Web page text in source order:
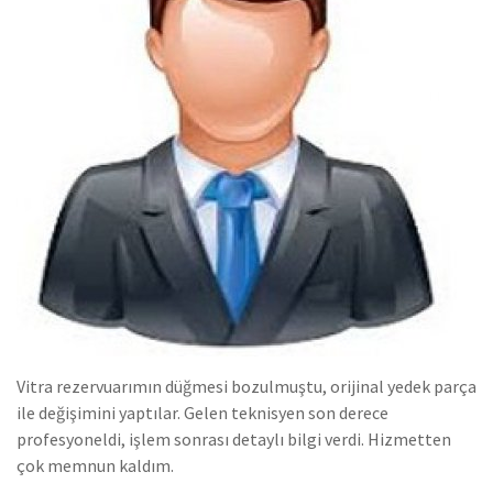
Vitra rezervuarımın düğmesi bozulmuştu, orijinal yedek parça
ile değişimini yaptılar. Gelen teknisyen son derece
profesyoneldi, işlem sonrası detaylı bilgi verdi. Hizmetten
çok memnun kaldım.